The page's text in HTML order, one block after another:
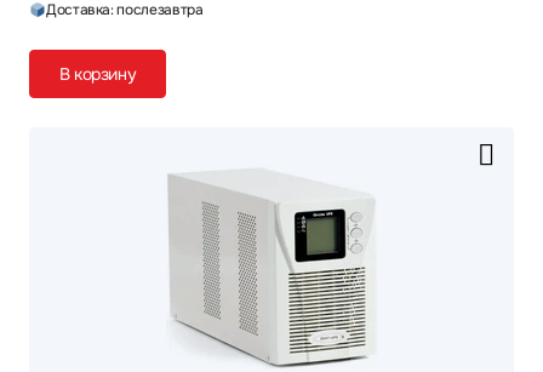
Доставка: послезавтра
В корзину